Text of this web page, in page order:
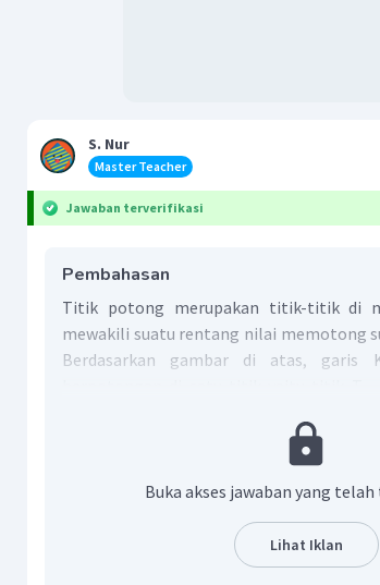
S. Nur
Master Teacher
Jawaban terverifikasi
Pembahasan
Titik potong merupakan titik-titik di
mewakili suatu rentang nilai memotong
Berdasarkan gambar di atas, garis
Buka akses jawaban yang
Lihat Iklan